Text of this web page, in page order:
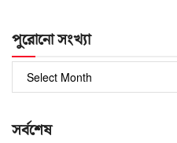
পুরোনো সংখ্যা
পুরোনো
সংখ্যা
সর্বশেষ